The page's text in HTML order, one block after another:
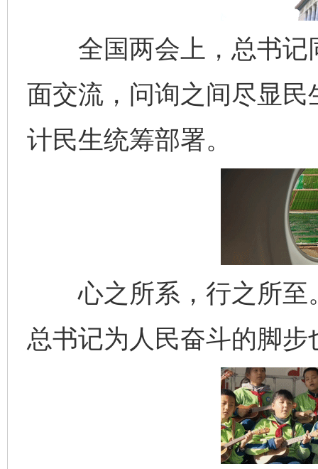
全国两会上，总书记
面交流，问询之间尽显
计民生统筹部署。
心之所系，行之所至
总书记为人民奋斗的脚步